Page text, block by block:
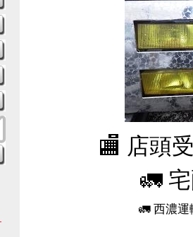
🏬 店頭
🚛
🚛 西濃